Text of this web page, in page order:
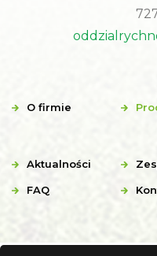
O firmie
Aktualności
FAQ